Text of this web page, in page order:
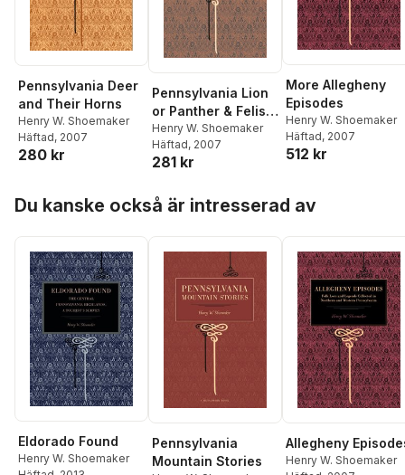
Pennsylvania Deer
and Their Horns
Henry W. Shoemaker
Häftad, 2007
280 kr
Pennsylvania Lion
or Panther & Felis
Catus in
Pennsylvania?
Henry W. Shoemaker
Häftad, 2007
281 kr
More Allegheny
Episodes
Henry W. Shoemaker
Häftad, 2007
512 kr
Du kanske också är intresserad av
Eldorado Found
Henry W. Shoemaker
Pennsylvania
Mountain Stories
Allegheny
Henry W. Shoemaker